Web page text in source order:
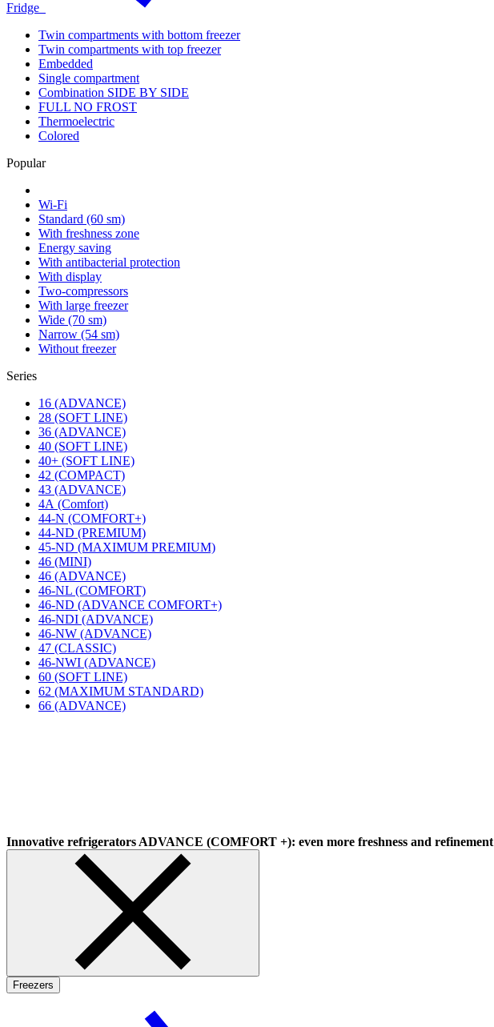
Fridge
Twin compartments with bottom freezer
Twin compartments with top freezer
Embedded
Single compartment
Combination SIDE BY SIDE
FULL NO FROST
Thermoelectric
Colored
Popular
Wi-Fi
Standard (60 sm)
With freshness zone
Energy saving
With antibacterial protection
With display
Two-compressors
With large freezer
Wide (70 sm)
Narrow (54 sm)
Without freezer
Series
16 (ADVANCE)
28 (SOFT LINE)
36 (ADVANCE)
40 (SOFT LINE)
40+ (SOFT LINE)
42 (COMPACT)
43 (ADVANCE)
4А (Comfort)
44-N (COMFORT+)
44-ND (PREMIUM)
45-ND (MAXIMUM PREMIUM)
46 (MINI)
46 (ADVANCE)
46-NL (COMFORT)
46-ND (ADVANCE COMFORT+)
46-NDI (ADVANCE)
46-NW (ADVANCE)
47 (CLASSIC)
46-NWI (ADVANCE)
60 (SOFT LINE)
62 (MAXIMUM STANDARD)
66 (ADVANCE)
Innovative refrigerators ADVANCE (COMFORT +): even more freshness and refinement
Freezers